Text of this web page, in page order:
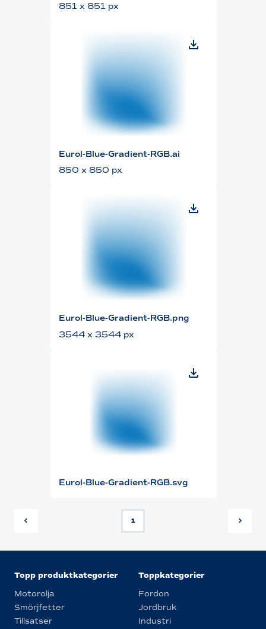
851 x 851 px
Eurol-Blue-Gradient-RGB.ai
850 x 850 px
Eurol-Blue-Gradient-RGB.png
3544 x 3544 px
Eurol-Blue-Gradient-RGB.svg
1
Topp produktkategorier
Motorolja
Smörjfetter
Tillsatser
Toppkategorier
Fordon
Jordbruk
Industri